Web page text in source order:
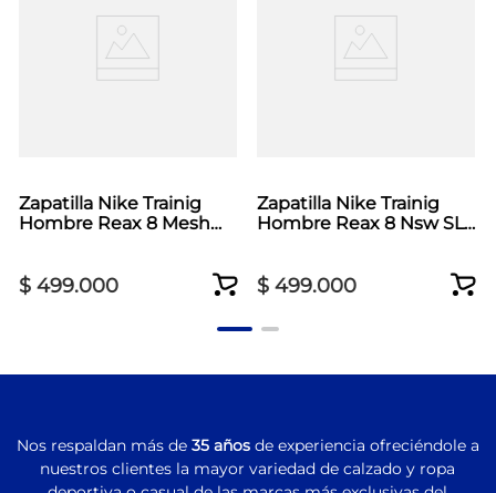
Zapatilla Nike Trainig
Hombre Reax 8 Mesh
$ 499.000
Zapatilla Nike Trainig
Hombre Reax 8 Nsw SL
$ 499.000
Nos respaldan más de 35 añosde experiencia ofreciéndole a
nuestros clientes la mayor variedad de calzado y ropa